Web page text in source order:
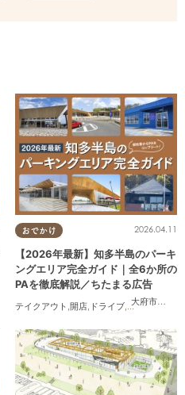
カップル ,おひとりさま, 友人
おでかけ
大府市
,阿久
2026.04.11
【2026年最新】知多半島のパーキ
ングエリア完全ガイド｜全6か所の
PAを徹底解説／ちたまる広告
テイクアウト ,開店, ドライブ,観光, ちたまる